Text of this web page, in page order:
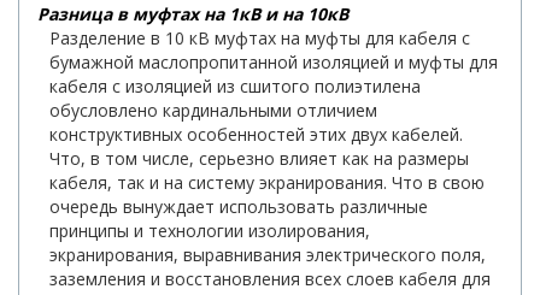
Разница в муфтах на 1кВ и на 10кВ
Разделение в 10 кВ муфтах на муфты для кабеля с
бумажной маслопропитанной изоляцией и муфты для
кабеля с изоляцией из сшитого полиэтилена
обусловлено кардинальными отличием
конструктивных особенностей этих двух кабелей.
Что, в том числе, серьезно влияет как на размеры
кабеля, так и на систему экранирования. Что в свою
очередь вынуждает использовать различные
принципы и технологии изолирования,
экранирования, выравнивания электрического поля,
заземления и восстановления всех слоев кабеля для